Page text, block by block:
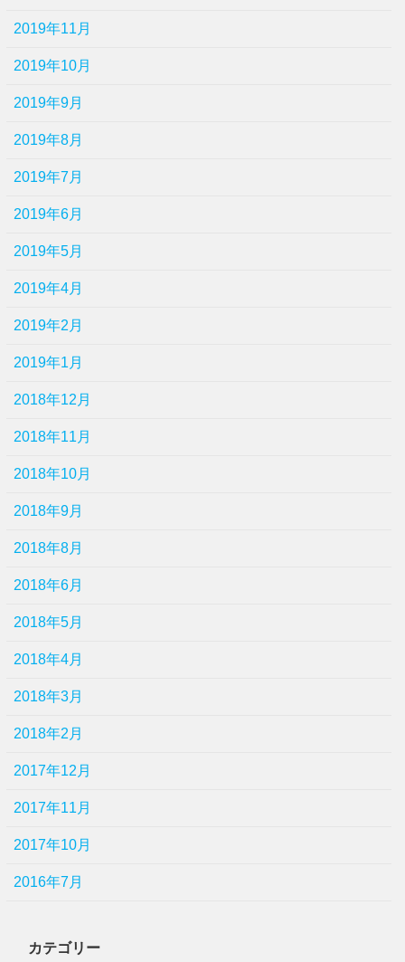
2019年11月
2019年10月
2019年9月
2019年8月
2019年7月
2019年6月
2019年5月
2019年4月
2019年2月
2019年1月
2018年12月
2018年11月
2018年10月
2018年9月
2018年8月
2018年6月
2018年5月
2018年4月
2018年3月
2018年2月
2017年12月
2017年11月
2017年10月
2016年7月
カテゴリー